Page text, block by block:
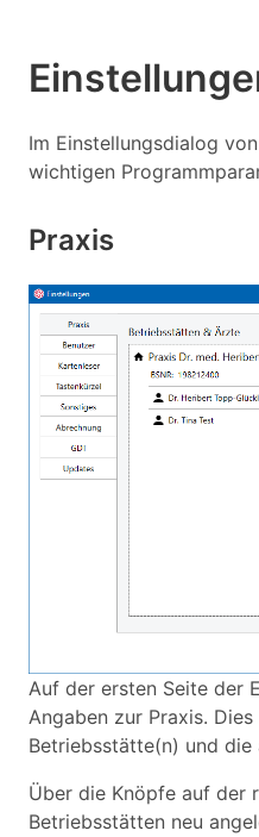
Im Einstellungsdialog
wichtigen
Praxis
Auf der ersten Seite der
Angaben zur Praxis.
Betriebsstätte(n) und die
Über die Knöpfe auf der
Betriebsstätten neu